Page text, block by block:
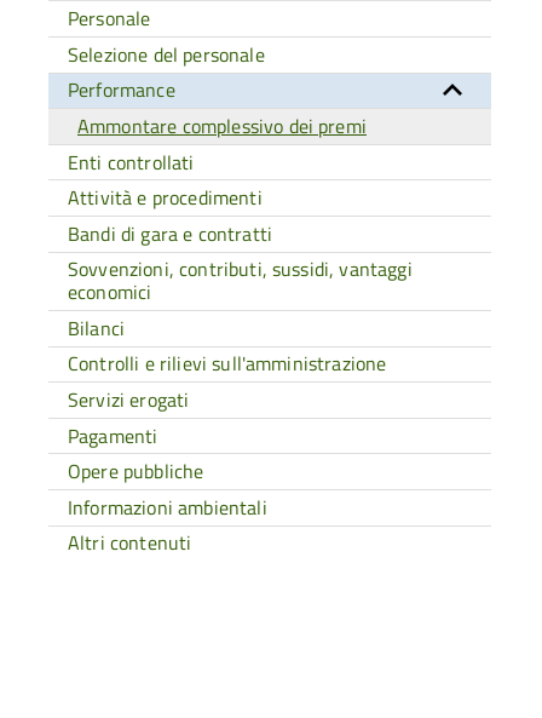
Personale
Selezione del personale
Performance
Ammontare complessivo dei premi
Enti controllati
Attività e procedimenti
Bandi di gara e contratti
Sovvenzioni, contributi, sussidi, vantaggi
economici
Bilanci
Controlli e rilievi sull'amministrazione
Servizi erogati
Pagamenti
Opere pubbliche
Informazioni ambientali
Altri contenuti